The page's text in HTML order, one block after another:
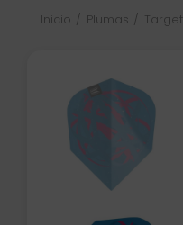
Inicio Plumas Target